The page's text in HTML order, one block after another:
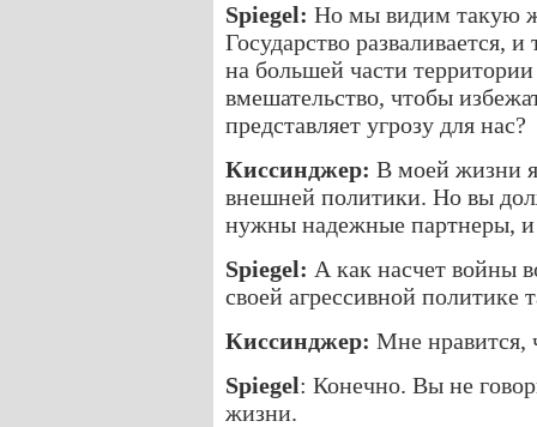
Spiegel: Но мы видим такую
Государство разваливается,
на большей части
вмешательство, чтобы
представляет угрозу для нас?
Киссинджер: В моей жизни я
внешней политики. Но вы
нужны надежные партнеры,
Spiegel: А как насчет войны
своей агрессивной политике
Киссинджер: Мне нравится,
Spiegel: Конечно. Вы не
жизни.